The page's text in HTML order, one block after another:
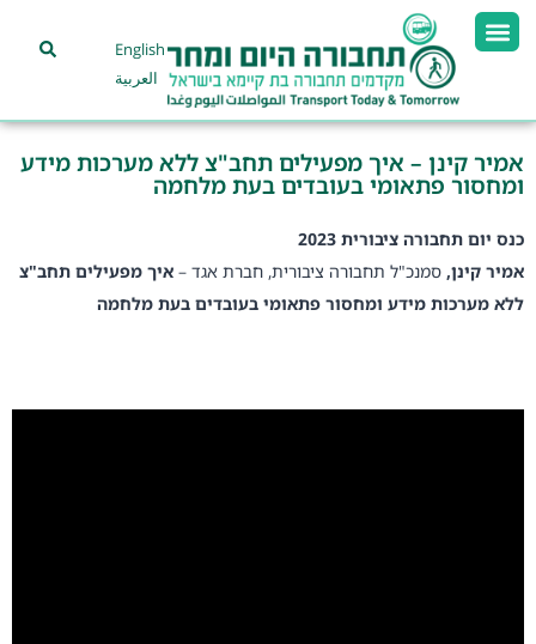
English
العربية
אמיר קינן – איך מפעילים תחב"צ ללא מערכות מידע
ומחסור פתאומי בעובדים בעת מלחמה
כנס יום תחבורה ציבורית 2023
אמיר קינן, סמנכ"ל תחבורה ציבורית, חברת אגד – איך מפעילים תחב"צ
ללא מערכות מידע ומחסור פתאומי בעובדים בעת מלחמה